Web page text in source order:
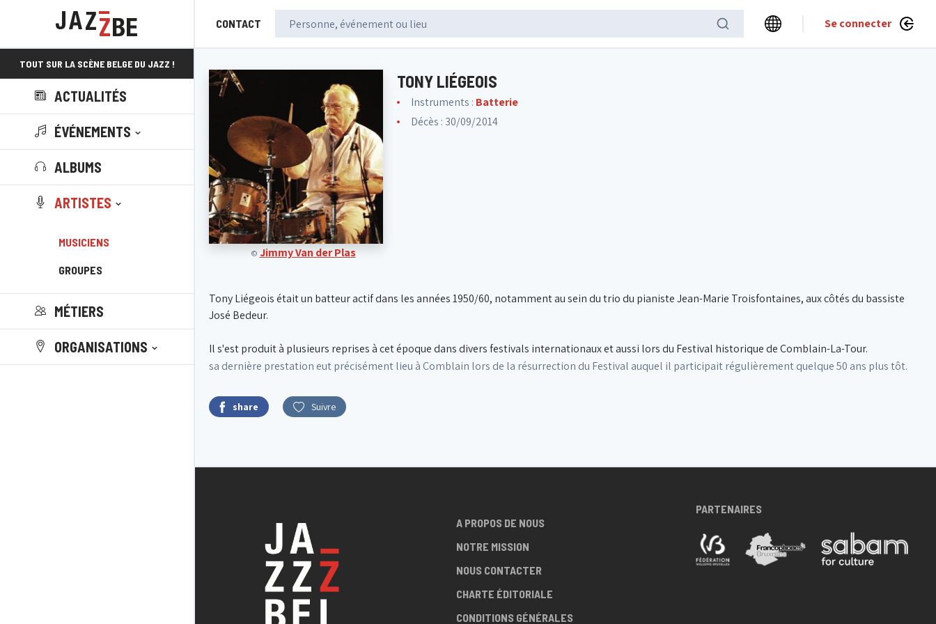
CONTACT Se connecter
TOUT SUR LA SCÈNE BELGE DU JAZZ !
ACTUALITÉS
ÉVÉNEMENTS
ALBUMS
ARTISTES
MUSICIENS
GROUPES
MÉTIERS
ORGANISATIONS
© Jimmy Van der Plas
TONY LIÉGEOIS
Instruments : Batterie
Décès : 30/09/2014
Tony Liégeois était un batteur actif dans les années 1950/60, notamment au sein du trio du pianiste Jean-Marie Troisfontaines, aux côtés du bassiste
José Bedeur.
Il s'est produit à plusieurs reprises à cet époque dans divers festivals internationaux et aussi lors du Festival historique de Comblain-La-Tour.
sa dernière prestation eut précisément lieu à Comblain lors de la résurrection du Festival auquel il participait régulièrement quelque 50 ans plus tôt.
share Suivre
A PROPOS DE NOUS
NOTRE MISSION
NOUS CONTACTER
CHARTE ÉDITORIALE
CONDITIONS GÉNÉRALES
PARTENAIRES